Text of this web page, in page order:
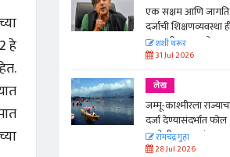
हे
मान्यवर
एक सक्षम आणि
दर्जाची शिक्षणव्यवस्था
काळाची गरज आहे
शशी थरूर
31 Jul 2026
लेख
जम्मू-काश्मीरला
दर्जा देण्यासंदर्भात फोल
ठरलेली आश्वासनं
रामचंद्र गुहा
28 Jul 2026